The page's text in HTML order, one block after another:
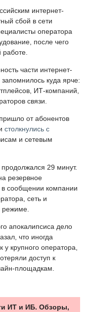
интернет-
сбой в сети
оператора
после чего
части интернет-
куда ярче:
ИТ-компаний,
связи.
от абонентов
столкнулись с
и сетевым
продолжался 29 минут.
резервное
сообщении компании
сеть и
режиме.
апокалипсиса дело
что иногда
у крупного оператора,
доступ к
площадкам.
ИТ и ИБ. Обзоры,